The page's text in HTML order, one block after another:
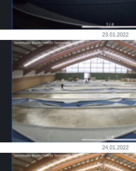
23.01.2022
24.01.2022